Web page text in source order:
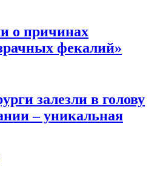
о причинах
фекалий»
залезли в голову
– уникальная